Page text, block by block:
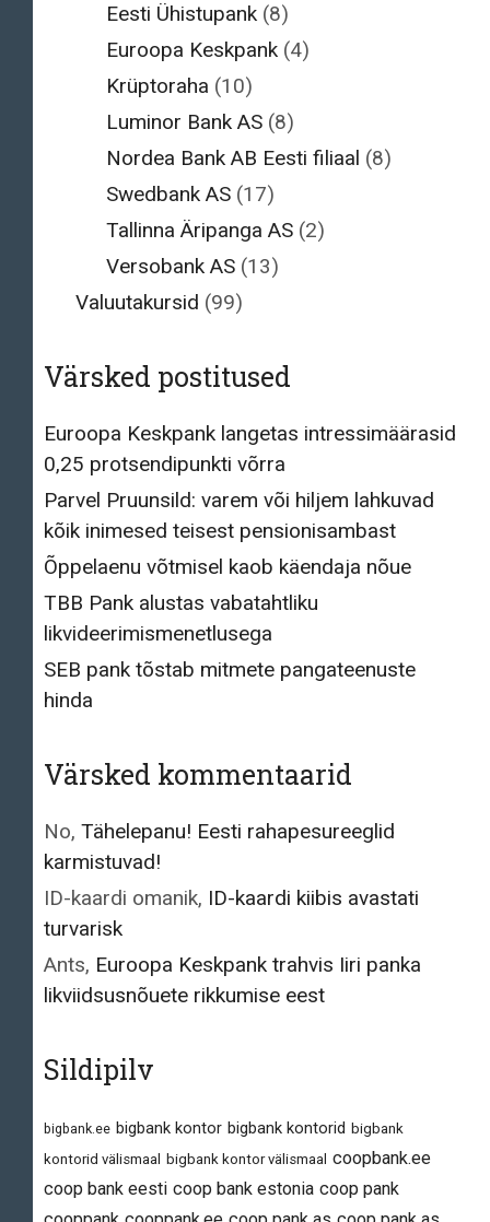
Eesti Ühistupank (8)
Euroopa Keskpank (4)
Krüptoraha (10)
Luminor Bank AS (8)
Nordea Bank AB Eesti filiaal (8)
Swedbank AS (17)
Tallinna Äripanga AS (2)
Versobank AS (13)
Valuutakursid (99)
Värsked postitused
Euroopa Keskpank langetas intressimäärasid
0,25 protsendipunkti võrra
Parvel Pruunsild: varem või hiljem lahkuvad
kõik inimesed teisest pensionisambast
Õppelaenu võtmisel kaob käendaja nõue
TBB Pank alustas vabatahtliku
likvideerimismenetlusega
SEB pank tõstab mitmete pangateenuste
hinda
Värsked kommentaarid
No, Tähelepanu! Eesti rahapesureeglid
karmistuvad!
ID-kaardi omanik, ID-kaardi kiibis avastati
turvarisk
Ants, Euroopa Keskpank trahvis Iiri panka
likviidsusnõuete rikkumise eest
Sildipilv
bigbank.ee bigbank kontor bigbank kontorid bigbank
kontorid välismaal
bigbank kontor välismaal coopbank.ee
coop bank eesti coop bank estonia coop pank